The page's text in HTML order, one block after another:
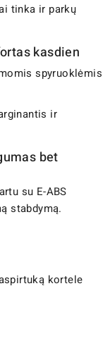
tinka ir parkų
kasdien
spyruoklėmis
ir
bet
su E-ABS
stabdymą.
kortele